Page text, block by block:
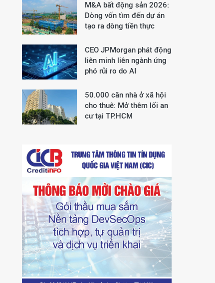
M&A bất động sản 2026:
Dòng vốn tìm đến dự án
tạo ra dòng tiền thực
CEO JPMorgan phát động
liên minh liên ngành ứng
phó rủi ro do AI
50.000 căn nhà ở xã hội
cho thuê: Mở thêm lối an
cư tại TP.HCM